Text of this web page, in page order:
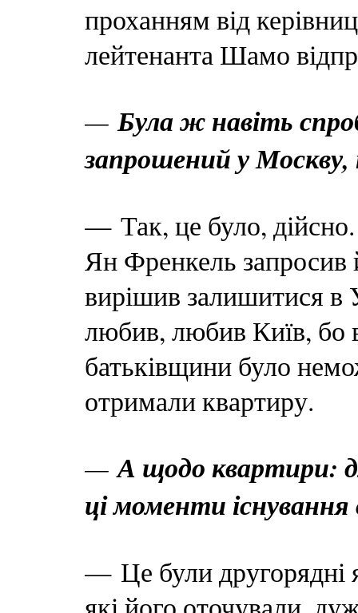
проханням від
лейтенанта Шамо
—Була ж навіть
запрошений у
— Так, це було,
Ян Френкель запросив
вирішив залишитися в
любив, любив Київ, бо
батьківщини було
отримали квартиру.
—А щодо квартири:
ці моменти
— Це були